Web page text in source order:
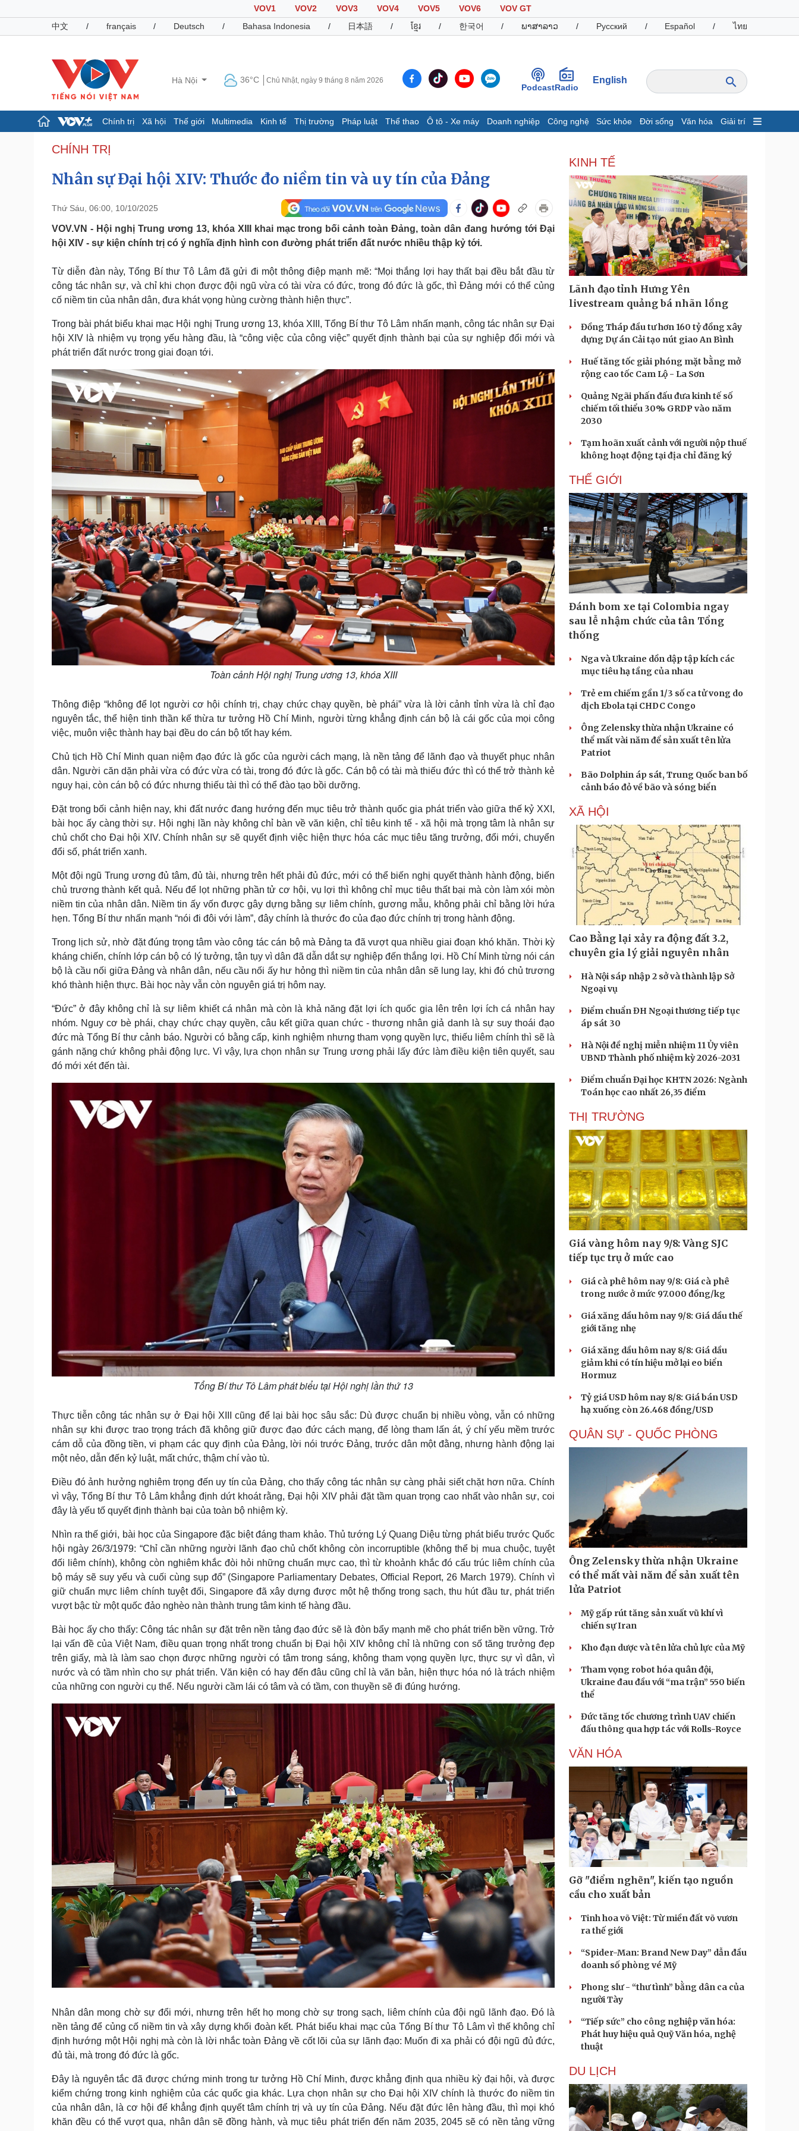
VOV1 VOV2 VOV3 VOV4 VOV5 VOV6
VOV GT
中文
/ français / Deutsch / Bahasa Indonesia / 日本語 / ខ្មែរ / 한국어 / ພາສາລາວ / Русский / Español / ไทย
Hà Nội 36°C Chủ Nhật, ngày 9 tháng 8 năm 2026
PodcastRadio
English
Chính trị Xã hội Thế giới Multimedia Kinh tế Thị trường Pháp luật Thể thao Ô tô - Xe máy Doanh nghiệp Công nghệ Sức khỏe Đời sống Văn hóa Giải trí
Chính trị
Tổ chức nhân sự
Quốc hội
Dự báo thời tiết
Giáo dục
Biển đảo
Cuộc sống đó đây
Hồ sơ
Ảnh
E-Magazine
Infographic
Bất động sản
Khởi nghiệp
Tiêu dùng
Tỷ giá
Chứng khoán
Giá cà phê
Pháp luật
Tin nóng
Tư vấn luật
Quân sự - Quốc phòng
Việt Nam
Phân tích
Thể thao
Lịch thi đấu bóng đá
Thế giới thể thao
eSports
Ô tô - Xe máy
Xe máy
Tư vấn
Doanh nghiệp
Thông tin doanh nghiệp
Doanh nghiệp 24h
Doanh nhân
Vì cộng đồng
Công nghệ
Sành điệu
Tin Công nghệ
Trải nghiệm
Chuyển đổi số
Sức khỏe
Dinh dưỡng - món ngon
Sản phụ khoa
Nhi khoa
Nam khoa
Làm đẹp - giảm cân
Phòng mạch online
Ăn sạch sống khỏe
Đời sống
Nhà đẹp
Blog
Tình yêu - Gia đình
Văn hóa
Âm nhạc
Di sản
Sao Việt
Du lịch
check-in
Podcast
Câu chuyện thời sự
Đọc truyện đêm khuya
Cửa sổ tình yêu
Hạt giống tâm hồn
Cải chính
CHÍNH TRỊ
Nhân sự Đại hội XIV: Thước đo niềm tin và uy tín của Đảng
Thứ Sáu, 06:00, 10/10/2025
VOV.VN - Hội nghị Trung ương 13, khóa XIII khai mạc trong bối cảnh toàn Đảng, toàn dân đang hướng tới Đại
hội XIV - sự kiện chính trị có ý nghĩa định hình con đường phát triển đất nước nhiều thập kỷ tới.
Từ diễn đàn này, Tổng Bí thư Tô Lâm đã gửi đi một thông điệp mạnh mẽ: “Mọi thắng lợi hay thất bại đều bắt đầu từ
công tác nhân sự, và chỉ khi chọn được đội ngũ vừa có tài vừa có đức, trong đó đức là gốc, thì Đảng mới có thể củng
cố niềm tin của nhân dân, đưa khát vọng hùng cường thành hiện thực”.
Trong bài phát biểu khai mạc Hội nghị Trung ương 13, khóa XIII, Tổng Bí thư Tô Lâm nhấn mạnh, công tác nhân sự Đại
hội XIV là nhiệm vụ trọng yếu hàng đầu, là “công việc của công việc” quyết định thành bại của sự nghiệp đổi mới và
phát triển đất nước trong giai đoạn tới.
Toàn cảnh Hội nghị Trung ương 13, khóa XIII
Thông điệp “không để lọt người cơ hội chính trị, chạy chức chạy quyền, bè phái” vừa là lời cảnh tỉnh vừa là chỉ đạo
nguyên tắc, thể hiện tinh thần kế thừa tư tưởng Hồ Chí Minh, người từng khẳng định cán bộ là cái gốc của mọi công
việc, muôn việc thành hay bại đều do cán bộ tốt hay kém.
Chủ tịch Hồ Chí Minh quan niệm đạo đức là gốc của người cách mạng, là nền tảng để lãnh đạo và thuyết phục nhân
dân. Người căn dặn phải vừa có đức vừa có tài, trong đó đức là gốc. Cán bộ có tài mà thiếu đức thì có thể trở thành kẻ
nguy hại, còn cán bộ có đức nhưng thiếu tài thì có thể đào tạo bồi dưỡng.
Đặt trong bối cảnh hiện nay, khi đất nước đang hướng đến mục tiêu trở thành quốc gia phát triển vào giữa thế kỷ XXI,
bài học ấy càng thời sự. Hội nghị lần này không chỉ bàn về văn kiện, chỉ tiêu kinh tế - xã hội mà trọng tâm là nhân sự
chủ chốt cho Đại hội XIV. Chính nhân sự sẽ quyết định việc hiện thực hóa các mục tiêu tăng trưởng, đổi mới, chuyển
đổi số, phát triển xanh.
Một đội ngũ Trung ương đủ tâm, đủ tài, nhưng trên hết phải đủ đức, mới có thể biến nghị quyết thành hành động, biến
chủ trương thành kết quả. Nếu để lọt những phần tử cơ hội, vụ lợi thì không chỉ mục tiêu thất bại mà còn làm xói mòn
niềm tin của nhân dân. Niềm tin ấy vốn được gây dựng bằng sự liêm chính, gương mẫu, không phải chỉ bằng lời hứa
hẹn. Tổng Bí thư nhấn mạnh “nói đi đôi với làm”, đây chính là thước đo của đạo đức chính trị trong hành động.
Trong lịch sử, nhờ đặt đúng trọng tâm vào công tác cán bộ mà Đảng ta đã vượt qua nhiều giai đoạn khó khăn. Thời kỳ
kháng chiến, chính lớp cán bộ có lý tưởng, tận tụy vì dân đã dẫn dắt sự nghiệp đến thắng lợi. Hồ Chí Minh từng nói cán
bộ là cầu nối giữa Đảng và nhân dân, nếu cầu nối ấy hư hỏng thì niềm tin của nhân dân sẽ lung lay, khi đó chủ trương
khó thành hiện thực. Bài học này vẫn còn nguyên giá trị hôm nay.
“Đức” ở đây không chỉ là sự liêm khiết cá nhân mà còn là khả năng đặt lợi ích quốc gia lên trên lợi ích cá nhân hay
nhóm. Nguy cơ bè phái, chạy chức chạy quyền, câu kết giữa quan chức - thương nhân giả danh là sự suy thoái đạo
đức mà Tổng Bí thư cảnh báo. Người có bằng cấp, kinh nghiệm nhưng tham vọng quyền lực, thiếu liêm chính thì sẽ là
gánh nặng chứ không phải động lực. Vì vậy, lựa chọn nhân sự Trung ương phải lấy đức làm điều kiện tiên quyết, sau
đó mới xét đến tài.
Tổng Bí thư Tô Lâm phát biểu tại Hội nghị lần thứ 13
Thực tiễn công tác nhân sự ở Đại hội XIII cũng để lại bài học sâu sắc: Dù được chuẩn bị nhiều vòng, vẫn có những
nhân sự khi được trao trọng trách đã không giữ được đạo đức cách mạng, để lòng tham lấn át, ý chí yếu mềm trước
cám dỗ của đồng tiền, vi phạm các quy định của Đảng, lời nói trước Đảng, trước dân một đằng, nhưng hành động lại
một nẻo, dẫn đến kỷ luật, mất chức, thậm chí vào tù.
Điều đó ảnh hưởng nghiêm trọng đến uy tín của Đảng, cho thấy công tác nhân sự càng phải siết chặt hơn nữa. Chính
vì vậy, Tổng Bí thư Tô Lâm khẳng định dứt khoát rằng, Đại hội XIV phải đặt tầm quan trọng cao nhất vào nhân sự, coi
đây là yếu tố quyết định thành bại của toàn bộ nhiệm kỳ.
Nhìn ra thế giới, bài học của Singapore đặc biệt đáng tham khảo. Thủ tướng Lý Quang Diệu từng phát biểu trước Quốc
hội ngày 26/3/1979: “Chỉ cần những người lãnh đạo chủ chốt không còn incorruptible (không thể bị mua chuộc, tuyệt
đối liêm chính), không còn nghiêm khắc đòi hỏi những chuẩn mực cao, thì từ khoảnh khắc đó cấu trúc liêm chính của
bộ máy sẽ suy yếu và cuối cùng sụp đổ” (Singapore Parliamentary Debates, Official Report, 26 March 1979). Chính vì
giữ chuẩn mực liêm chính tuyệt đối, Singapore đã xây dựng được một hệ thống trong sạch, thu hút đầu tư, phát triển
vượt bậc từ một quốc đảo nghèo nàn thành trung tâm kinh tế hàng đầu.
Bài học ấy cho thấy: Công tác nhân sự đặt trên nền tảng đạo đức sẽ là đòn bẩy mạnh mẽ cho phát triển bền vững. Trở
lại vấn đề của Việt Nam, điều quan trọng nhất trong chuẩn bị Đại hội XIV không chỉ là những con số tăng trưởng đẹp
trên giấy, mà là làm sao chọn được những người có tâm trong sáng, không tham vọng quyền lực, thực sự vì dân, vì
nước và có tầm nhìn cho sự phát triển. Văn kiện có hay đến đâu cũng chỉ là văn bản, hiện thực hóa nó là trách nhiệm
của những con người cụ thể. Nếu người cầm lái có tâm và có tầm, con thuyền sẽ đi đúng hướng.
Nhân dân mong chờ sự đổi mới, nhưng trên hết họ mong chờ sự trong sạch, liêm chính của đội ngũ lãnh đạo. Đó là
nền tảng để củng cố niềm tin và xây dựng khối đoàn kết. Phát biểu khai mạc của Tổng Bí thư Tô Lâm vì thế không chỉ
định hướng một Hội nghị mà còn là lời nhắc toàn Đảng về cốt lõi của sự lãnh đạo: Muốn đi xa phải có đội ngũ đủ đức,
đủ tài, mà trong đó đức là gốc.
Đây là nguyên tắc đã được chứng minh trong tư tưởng Hồ Chí Minh, được khẳng định qua nhiều kỳ đại hội, và được
kiểm chứng trong kinh nghiệm của các quốc gia khác. Lựa chọn nhân sự cho Đại hội XIV chính là thước đo niềm tin
của nhân dân, là cơ hội để khẳng định quyết tâm chính trị và uy tín của Đảng. Nếu đặt đức lên hàng đầu, thì mọi khó
khăn đều có thể vượt qua, nhân dân sẽ đồng hành, và mục tiêu phát triển đến năm 2035, 2045 sẽ có nền tảng vững
KINH TẾ
Lãnh đạo tỉnh Hưng Yên
livestream quảng bá nhãn lồng
Đồng Tháp đầu tư hơn 160 tỷ đồng xây
dựng Dự án Cải tạo nút giao An Bình
Huế tăng tốc giải phóng mặt bằng mở
rộng cao tốc Cam Lộ - La Sơn
Quảng Ngãi phấn đấu đưa kinh tế số
chiếm tối thiểu 30% GRDP vào năm
2030
Tạm hoãn xuất cảnh với người nộp thuế
không hoạt động tại địa chỉ đăng ký
THẾ GIỚI
Đánh bom xe tại Colombia ngay
sau lễ nhậm chức của tân Tổng
thống
Nga và Ukraine dồn dập tập kích các
mục tiêu hạ tầng của nhau
Trẻ em chiếm gần 1/3 số ca tử vong do
dịch Ebola tại CHDC Congo
Ông Zelensky thừa nhận Ukraine có
thể mất vài năm để sản xuất tên lửa
Patriot
Bão Dolphin áp sát, Trung Quốc ban bố
cảnh báo đỏ về bão và sóng biển
XÃ HỘI
Cao Bằng lại xảy ra động đất 3.2,
chuyên gia lý giải nguyên nhân
Hà Nội sáp nhập 2 sở và thành lập Sở
Ngoại vụ
Điểm chuẩn ĐH Ngoại thương tiếp tục
áp sát 30
Hà Nội đề nghị miễn nhiệm 11 Ủy viên
UBND Thành phố nhiệm kỳ 2026-2031
Điểm chuẩn Đại học KHTN 2026: Ngành
Toán học cao nhất 26,35 điểm
THỊ TRƯỜNG
Giá vàng hôm nay 9/8: Vàng SJC
tiếp tục trụ ở mức cao
Giá cà phê hôm nay 9/8: Giá cà phê
trong nước ở mức 97.000 đồng/kg
Giá xăng dầu hôm nay 9/8: Giá dầu thế
giới tăng nhẹ
Giá xăng dầu hôm nay 8/8: Giá dầu
giảm khi có tín hiệu mở lại eo biển
Hormuz
Tỷ giá USD hôm nay 8/8: Giá bán USD
hạ xuống còn 26.468 đồng/USD
QUÂN SỰ - QUỐC PHÒNG
Ông Zelensky thừa nhận Ukraine
có thể mất vài năm để sản xuất tên
lửa Patriot
Mỹ gấp rút tăng sản xuất vũ khí vì
chiến sự Iran
Kho đạn dược và tên lửa chủ lực của Mỹ
Tham vọng robot hóa quân đội,
Ukraine đau đầu với “ma trận” 550 biến
thể
Đức tăng tốc chương trình UAV chiến
đấu thông qua hợp tác với Rolls-Royce
VĂN HÓA
Gỡ "điểm nghẽn", kiến tạo nguồn
cầu cho xuất bản
Tinh hoa võ Việt: Từ miền đất võ vươn
ra thế giới
“Spider-Man: Brand New Day” dẫn đầu
doanh số phòng vé Mỹ
Phong slư - “thư tình” bằng dân ca của
người Tày
“Tiếp sức” cho công nghiệp văn hóa:
Phát huy hiệu quả Quỹ Văn hóa, nghệ
thuật
DU LỊCH